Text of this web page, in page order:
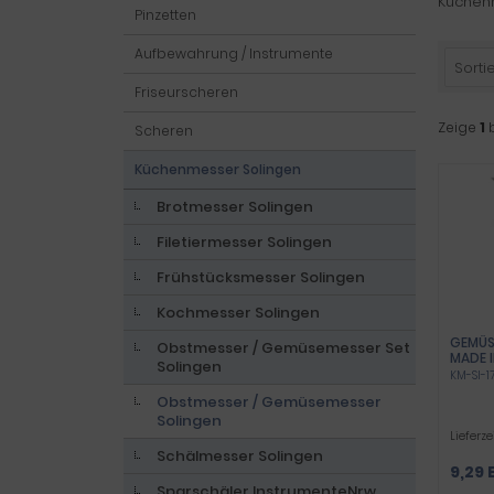
Zeige 1
MADE
NICHT
KM-SI-
9,29
Pinzetten
Aufbewahrung / Instrumente
Friseurscheren
Scheren
Küchenmesser Solingen
Brotmesser Solingen
Filetiermesser Solingen
Frühstücksmesser Solingen
Kochmesser Solingen
Obstmesser / Gemüsemesser Set
Solingen
Obstmesser / Gemüsemesser
Solingen
Schälmesser Solingen